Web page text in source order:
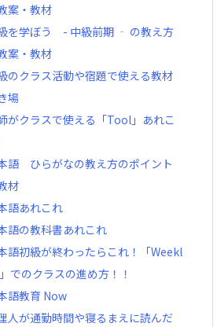
案・教材
を学ぼう - 中級前期 ‐ の教え方
案・教材
のクラス活動や宿題で使える教材
場
がクラスで使える「Tool」あれこ
語 ひらがなの教え方のポイント
材
語あれこれ
語の教科書あれこれ
語初級が終わったらこれ！「Weekl
でのクラスの進め方！！
語教育 Now
人が通勤時間や寝るまえに読んだ